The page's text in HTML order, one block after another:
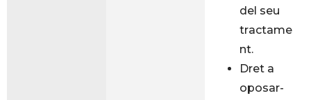
del seu
tractame
nt.
Dret a
oposar-